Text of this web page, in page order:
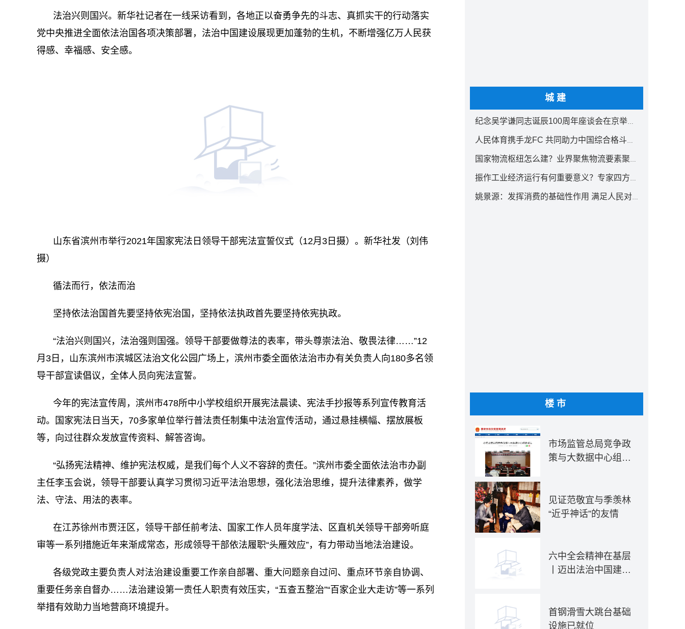
法治兴则国兴。新华社记者在一线采访看到，各地正以奋勇争先的斗志、真抓实干的行动落实
党中央推进全面依法治国各项决策部署，法治中国建设展现更加蓬勃的生机，不断增强亿万人民获
得感、幸福感、安全感。
山东省滨州市举行2021年国家宪法日领导干部宪法宣誓仪式（12月3日摄）。新华社发（刘伟
摄）
循法而行，依法而治
坚持依法治国首先要坚持依宪治国，坚持依法执政首先要坚持依宪执政。
“法治兴则国兴，法治强则国强。领导干部要做尊法的表率，带头尊崇法治、敬畏法律……”12
月3日，山东滨州市滨城区法治文化公园广场上，滨州市委全面依法治市办有关负责人向180多名领
导干部宣读倡议，全体人员向宪法宣誓。
今年的宪法宣传周，滨州市478所中小学校组织开展宪法晨读、宪法手抄报等系列宣传教育活
动。国家宪法日当天，70多家单位举行普法责任制集中法治宣传活动，通过悬挂横幅、摆放展板
等，向过往群众发放宣传资料、解答咨询。
“弘扬宪法精神、维护宪法权威，是我们每个人义不容辞的责任。”滨州市委全面依法治市办副
主任李玉会说，领导干部要认真学习贯彻习近平法治思想，强化法治思维，提升法律素养，做学
法、守法、用法的表率。
在江苏徐州市贾汪区，领导干部任前考法、国家工作人员年度学法、区直机关领导干部旁听庭
审等一系列措施近年来渐成常态，形成领导干部依法履职“头雁效应”，有力带动当地法治建设。
各级党政主要负责人对法治建设重要工作亲自部署、重大问题亲自过问、重点环节亲自协调、
重要任务亲自督办……法治建设第一责任人职责有效压实，“五查五整治”“百家企业大走访”等一系列
举措有效助力当地营商环境提升。
城建
纪念吴学谦同志诞辰100周年座谈会在京举行 汪洋出席
人民体育携手龙FC 共同助力中国综合格斗事业发展
国家物流枢纽怎么建？业界聚焦物流要素聚集方式创新
振作工业经济运行有何重要意义？专家四方面权威解读
姚景源：发挥消费的基础性作用 满足人民对美好生活向往
楼市
市场监管总局竞争政
策与大数据中心组建
见证范敬宜与季羡林
“近乎神话”的友情
六中全会精神在基层
丨迈出法治中国建设
推动全面依法治国新
实践
首钢滑雪大跳台基础
设施已就位